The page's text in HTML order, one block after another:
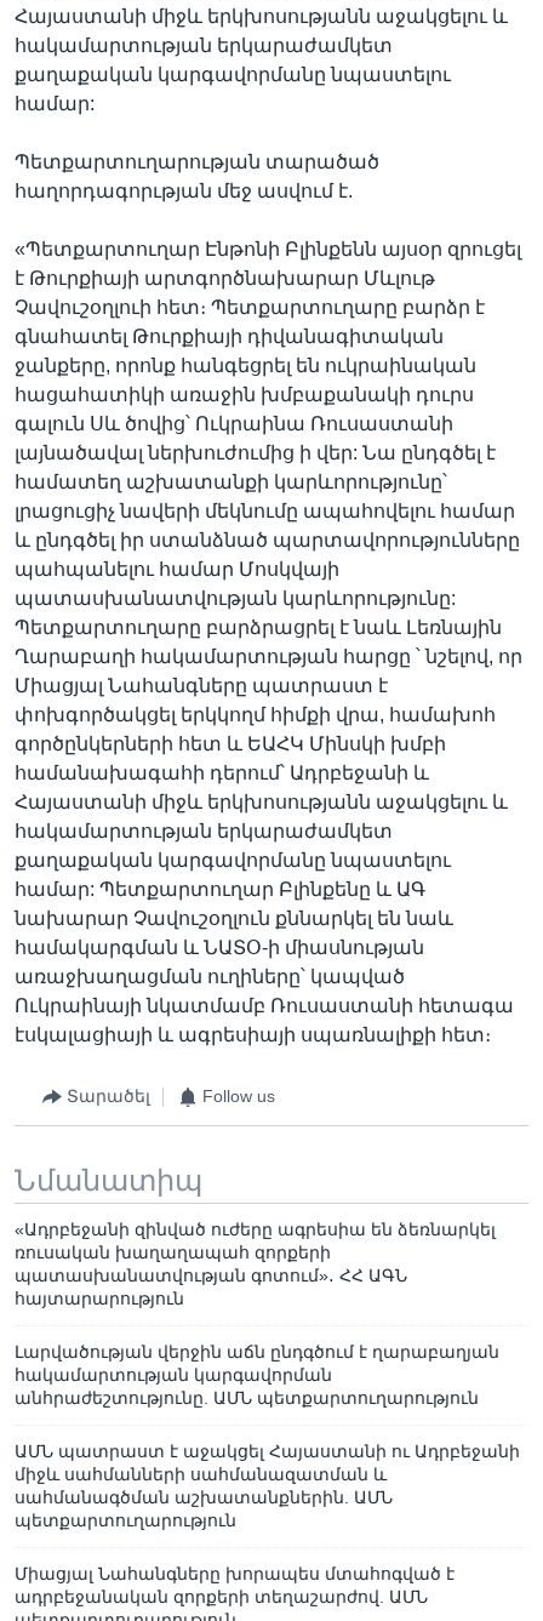
Հայաստանի միջև երկխոսությանն աջակցելու և
հակամարտության երկարաժամկետ
քաղաքական կարգավորմանը նպաստելու
համար:
Պետքարտուղարության տարածած
հաղորդագորւթյան մեջ ասվում է.
«Պետքարտուղար Էնթոնի Բլինքենն այսօր զրուցել
է Թուրքիայի արտգործնախարար Մևլութ
Չավուշօղլուի հետ։ Պետքարտուղարը բարձր է
գնահատել Թուրքիայի դիվանագիտական
ջանքերը, որոնք հանգեցրել են ուկրաինական
հացահատիկի առաջին խմբաքանակի դուրս
գալուն Սև ծովից՝ Ուկրաինա Ռուսաստանի
լայնածավալ ներխուժումից ի վեր: Նա ընդգծել է
համատեղ աշխատանքի կարևորությունը՝
լրացուցիչ նավերի մեկնումը ապահովելու համար
և ընդգծել իր ստանձնած պարտավորությունները
պահպանելու համար Մոսկվայի
պատասխանատվության կարևորությունը:
Պետքարտուղարը բարձրացրել է նաև Լեռնային
Ղարաբաղի հակամարտության հարցը ՝ նշելով, որ
Միացյալ Նահանգները պատրաստ է
փոխգործակցել երկկողմ հիմքի վրա, համախոհ
գործընկերների հետ և ԵԱՀԿ Մինսկի խմբի
համանախագահի դերում՝ Ադրբեջանի և
Հայաստանի միջև երկխոսությանն աջակցելու և
հակամարտության երկարաժամկետ
քաղաքական կարգավորմանը նպաստելու
համար: Պետքարտուղար Բլինքենը և ԱԳ
նախարար Չավուշօղլուն քննարկել են նաև
համակարգման և ՆԱՏՕ-ի միասնության
առաջխաղացման ուղիները՝ կապված
Ուկրաինայի նկատմամբ Ռուսաստանի հետագա
էսկալացիայի և ագրեսիայի սպառնալիքի հետ։
Տարածել Follow us
Նմանատիպ
«Ադրբեջանի զինված ուժերը ագրեսիա են ձեռնարկել
ռուսական խաղաղապահ զորքերի
պատասխանատվության գոտում»․ ՀՀ ԱԳՆ
հայտարարություն
Լարվածության վերջին աճն ընդգծում է ղարաբաղյան
հակամարտության կարգավորման
անհրաժեշտությունը. ԱՄՆ պետքարտուղարություն
ԱՄՆ պատրաստ է աջակցել Հայաստանի ու Ադրբեջանի
միջև սահմանների սահմանազատման և
սահմանագծման աշխատանքներին. ԱՄՆ
պետքարտուղարություն
Միացյալ Նահանգները խորապես մտահոգված է
ադրբեջանական զորքերի տեղաշարժով. ԱՄՆ